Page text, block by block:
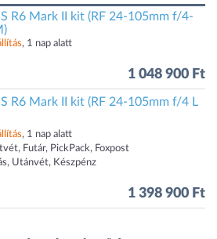
R6 Mark II kit (RF 24-105mm f/4-
, 1 nap alatt
1 048 900 Ft
R6 Mark II kit (RF 24-105mm f/4 L
, 1 nap alatt
Futár, PickPack, Foxpost
Utánvét, Készpénz
1 398 900 Ft